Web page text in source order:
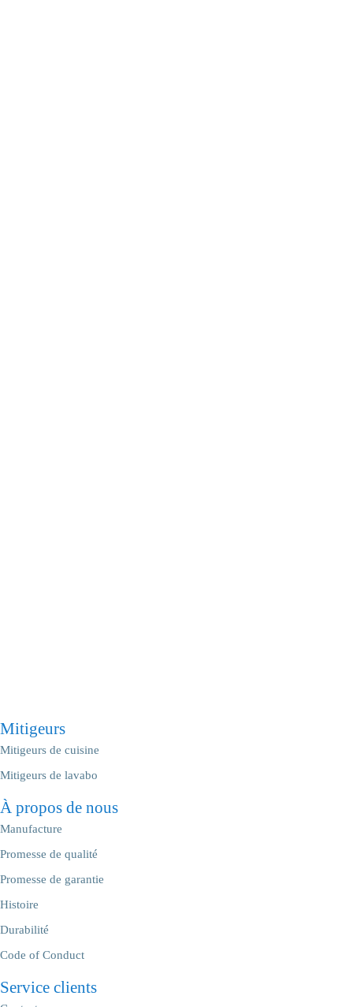
Mitigeurs
Mitigeurs de cuisine
Mitigeurs de lavabo
À propos de nous
Manufacture
Promesse de qualité
Promesse de garantie
Histoire
Durabilité
Code of Conduct
Service clients